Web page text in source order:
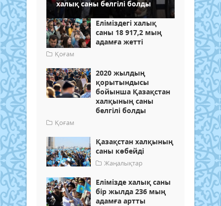
халық саны белгілі болды
Еліміздегі халық
саны 18 917,2 мың
адамға жетті
Қоғам
2020 жылдың
қорытындысы
бойынша Қазақстан
халқының саны
белгілі болды
Қоғам
Қазақстан халқының
саны көбейді
Жаңалықтар
Елімізде халық саны
бір жылда 236 мың
адамға артты